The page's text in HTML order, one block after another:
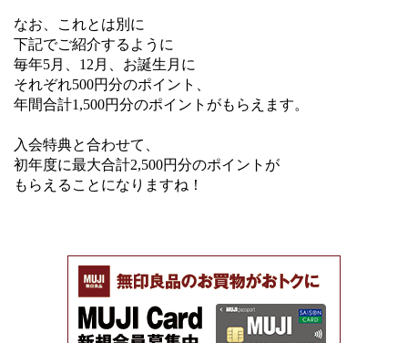
なお、これとは別に
下記でご紹介するように
毎年5月、12月、お誕生月に
それぞれ500円分のポイント、
年間合計1,500円分のポイントがもらえます。
入会特典と合わせて、
初年度に最大合計2,500円分のポイントが
もらえることになりますね！